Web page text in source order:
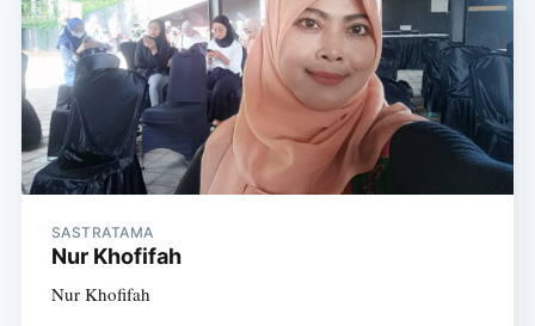
SASTRATAMA
Nur Khofifah
Nur Khofifah